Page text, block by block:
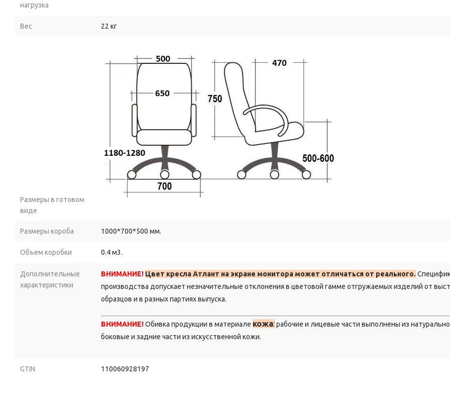
нагрузка
Вес 22 кг
Размеры в готовом
виде
Размеры короба 1000*700*500 мм.
Объем коробки 0.4 м3.
Дополнительные
характеристики
ВНИМАНИЕ! Цвет кресла Атлант на экране монитора может отличаться от реального.
производства допускает незначительные отклонения в цветовой гамме отгружаемых изделий от
образцов и в разных партиях выпуска.
ВНИМАНИЕ!Обивка продукции в материале кожа:рабочие и лицевые части выполнены из
боковые и задние части из искусственной кожи.
GTIN 110060928197